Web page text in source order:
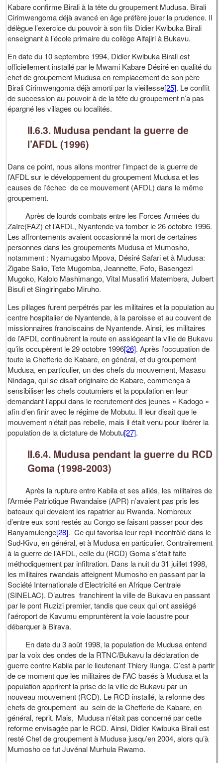
Kabare confirme Birali à la tête du groupement Mudusa. Birali
Cirimwengoma déjà avancé en âge préfère jouer la prudence. Il
délègue l’exercice du pouvoir à son fils Didier Kwibuka Birali
enseignant à l’école primaire du collège Alfajiri à Bukavu.
En date du 10 septembre 1994, Didier Kwibuka Birali est
officiellement installé par le Mwami Kabare Désiré en qualité du
chef de groupement Mudusa en remplacement de son père
Birali Cirimwengoma déjà amorti par la vieillesse[25]. Le conflit
de succession au pouvoir à de la tête du groupement n’a pas
épargné les villages ou localités.
II.6.3. Mudusa pendant la guerre de
l’AFDL (1996)
Dans ce point, nous allons montrer l’impact de la guerre de
l’AFDL sur le développement du groupement Mudusa et les
causes de l’échec de ce mouvement (AFDL) dans le même
groupement.
Après de lourds combats entre les Forces Armées du
Zaïre(FAZ) et l’AFDL, Nyantende va tomber le 26 octobre 1996.
Les affrontements avaient occasionné la mort de certaines
personnes dans les groupements Mudusa et Mumosho,
notamment : Nyamugabo Mpova, Désiré Safari et à Mudusa:
Zigabe Salio, Tete Mugomba, Jeannette, Fofo, Basengezi
Mugoko, Kalolo Mashimango, Vital Musafiri Matembera, Julbert
Bisuli et Singiringabo Miruho.
Les pillages furent perpétrés par les militaires et la population au
centre hospitalier de Nyantende, à la paroisse et au couvent de
missionnaires franciscains de Nyantende. Ainsi, les militaires
de l’AFDL continuèrent la route en assiégeant la ville de Bukavu
qu’ils occupèrent le 29 octobre 1996[26]. Après l’occupation de
toute la Chefferie de Kabare, en général, et du groupement
Mudusa, en particulier, un des chefs du mouvement, Masasu
Nindaga, qui se disait originaire de Kabare, commença à
sensibiliser les chefs coutumiers et la population en leur
demandant l’appui dans le recrutement des jeunes « Kadogo »
afin d’en finir avec le régime de Mobutu. Il leur disait que le
mouvement n’était pas rebelle, mais il était venu pour libérer la
population de la dictature de Mobutu[27].
II.6.4. Mudusa pendant la guerre du RCD
Goma (1998-2003)
Après la rupture entre Kabila et ses alliés, les militaires de
l’Armée Patriotique Rwandaise (APR) n’avaient pas pris les
bateaux qui devaient les rapatrier au Rwanda. Nombreux
d’entre eux sont restés au Congo se faisant passer pour des
Banyamulenge[28]. Ce qui favorisa leur repli incontrôlé dans le
Sud-Kivu, en général, et à Mudusa en particulier. Contrairement
à la guerre de l’AFDL, celle du (RCD) Goma s’était faite
méthodiquement par infiltration. Dans la nuit du 31 juillet 1998,
les militaires rwandais atteignent Mumosho en passant par la
Société Internationale d’Electricité en Afrique Centrale
(SINELAC). D’autres franchirent la ville de Bukavu en passant
par le pont Ruzizi premier, tandis que ceux qui ont assiégé
l’aéroport de Kavumu empruntèrent la voie lacustre pour
débarquer à Birava.
En date du 3 août 1998, la population de Mudusa entend
par la voix des ondes de la RTNC/Bukavu la déclaration de
guerre contre Kabila par le lieutenant Thiery Ilunga. C’est à partir
de ce moment que les militaires de FAC basés à Mudusa et la
population apprirent la prise de la ville de Bukavu par un
nouveau mouvement (RCD). Le RCD installé, la reforme des
chefs de groupement au sein de la Chefferie de Kabare, en
général, reprit. Mais, Mudusa n’était pas concerné par cette
reforme envisagée par le RCD. Ainsi, Didier Kwibuka Birali est
resté Chef de groupement à Mudusa jusqu’en 2004, alors qu’à
Mumosho ce fut Juvénal Murhula Rwamo.